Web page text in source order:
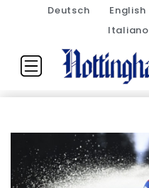
Deutsch English
Italiano